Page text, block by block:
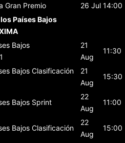
Gran Premio 26 Jul 14:00
Países Bajos
Bajos
21
Aug
11:30
Bajos Clasificación
21
Aug
15:30
Bajos Sprint
22
Aug
11:00
Bajos Clasificación
22
Aug
15:00